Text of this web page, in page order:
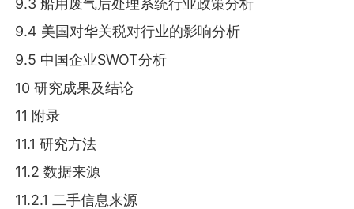
9.3 船用废气后处理系统行业政策分析
9.4 美国对华关税对行业的影响分析
9.5 中国企业SWOT分析
10 研究成果及结论
11 附录
11.1 研究方法
11.2 数据来源
11.2.1 二手信息来源